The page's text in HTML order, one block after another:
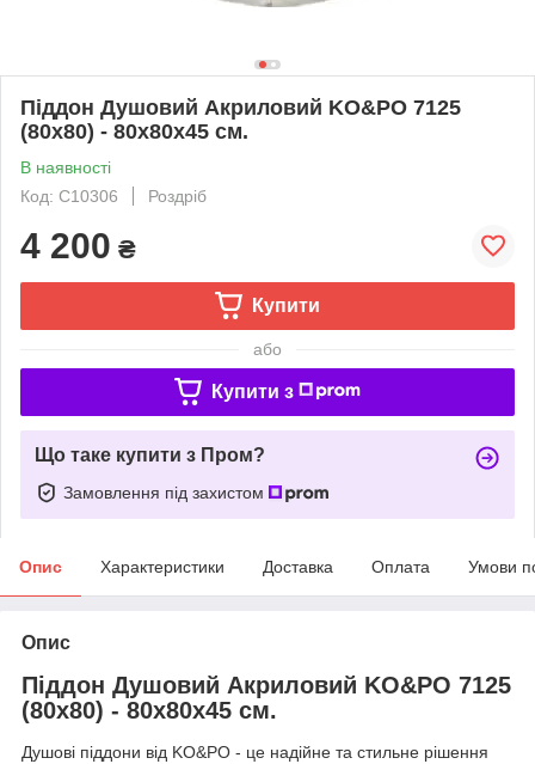
Піддон Душовий Акриловий KO&PO 7125
(80x80) - 80х80х45 см.
В наявності
Код: С10306
Роздріб
4 200 ₴
Купити
або
Купити з
Що таке купити з Пром?
Замовлення під захистом
Опис Характеристики Доставка Оплата Умови
Опис
Піддон Душовий Акриловий KO&PO 7125
(80x80) - 80х80х45 см.
Душові піддони від KO&PO - це надійне та стильне рішення